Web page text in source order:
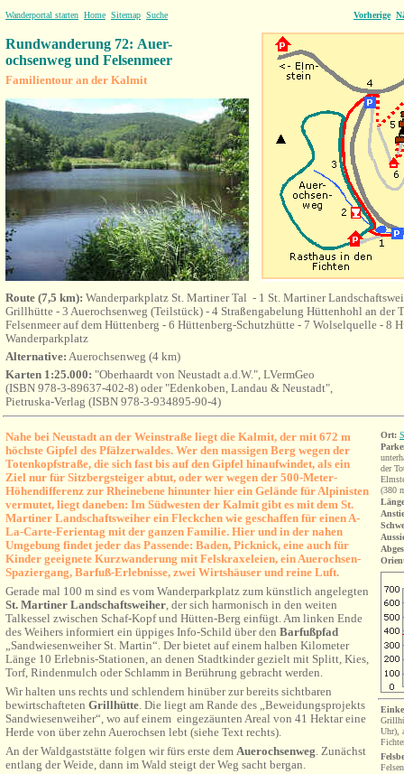
Wanderportal starten Home Sitemap Suche Vorherige
Rundwanderung 72: Auer-
ochsenweg und Felsenmeer
Familientour an der Kalmit
Route (7,5 km): Wanderparkplatz St. Martiner Tal - 1 St. Martiner
Grillhütte - 3 Auerochsenweg (Teilstück) - 4 Straßengabelung Hüttenhohl an der
Felsenmeer auf dem Hüttenberg - 6 Hüttenberg-Schutzhütte - 7 Wolselquelle - 8
Wanderparkplatz
Alternative: Auerochsenweg (4 km)
Karten 1:25.000: "Oberhaardt von Neustadt a.d.W.", LVermGeo
(ISBN 978-3-89637-402-8) oder "Edenkoben, Landau & Neustadt",
Pietruska-Verlag (ISBN 978-3-934895-90-4)
Nahe bei Neustadt an der Weinstraße liegt die Kalmit, der mit 672 m
höchste Gipfel des Pfälzerwaldes. Wer den massigen Berg wegen der
Totenkopfstraße, die sich fast bis auf den Gipfel hinaufwindet, als ein
Ziel nur für Sitzbergsteiger abtut, oder wer wegen der 500-Meter-
Höhendifferenz zur Rheinebene hinunter hier ein Gelände für Alpinisten
vermutet, liegt daneben: Im Südwesten der Kalmit gibt es mit dem St.
Martiner Landschaftsweiher ein Fleckchen wie geschaffen für einen A-
La-Carte-Ferientag mit der ganzen Familie. Hier und in der nahen
Umgebung findet jeder das Passende: Baden, Picknick, eine auch für
Kinder geeignete Kurzwanderung mit Felskraxeleien, ein Auerochsen-
Spaziergang, Barfuß-Erlebnisse, zwei Wirtshäuser und reine Luft.
Gerade mal 100 m sind es vom Wanderparkplatz zum künstlich angelegten
St. Martiner Landschaftsweiher, der sich harmonisch in den weiten
Talkessel zwischen Schaf-Kopf und Hütten-Berg einfügt. Am linken Ende
des Weihers informiert ein üppiges Info-Schild über den Barfußpfad
„Sandwiesenweiher St. Martin“. Der bietet auf einem halben Kilometer
Länge 10 Erlebnis-Stationen, an denen Stadtkinder gezielt mit Splitt, Kies,
Torf, Rindenmulch oder Schlamm in Berührung gebracht werden.
Wir halten uns rechts und schlendern hinüber zur bereits sichtbaren
bewirtschafteten Grillhütte. Die liegt am Rande des „Beweidungsprojekts
Sandwiesenweiher“, wo auf einem eingezäunten Areal von 41 Hektar eine
Herde von über zehn Auerochsen lebt (siehe Text rechts).
An der Waldgaststätte folgen wir fürs erste dem Auerochsenweg. Zunächst
entlang der Weide, dann im Wald steigt der Weg sacht bergan.
Ort:
der
(380
Uhr),